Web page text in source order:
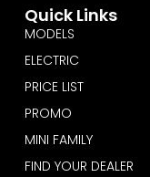
Quick Links
MODELS
ELECTRIC
PRICE LIST
PROMO
MINI FAMILY
FIND YOUR DEALER